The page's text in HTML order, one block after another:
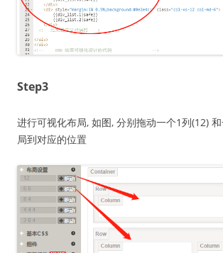
Step3
进行可视化布局, 如图, 分别拖动一个1列(12)
局到对应的位置